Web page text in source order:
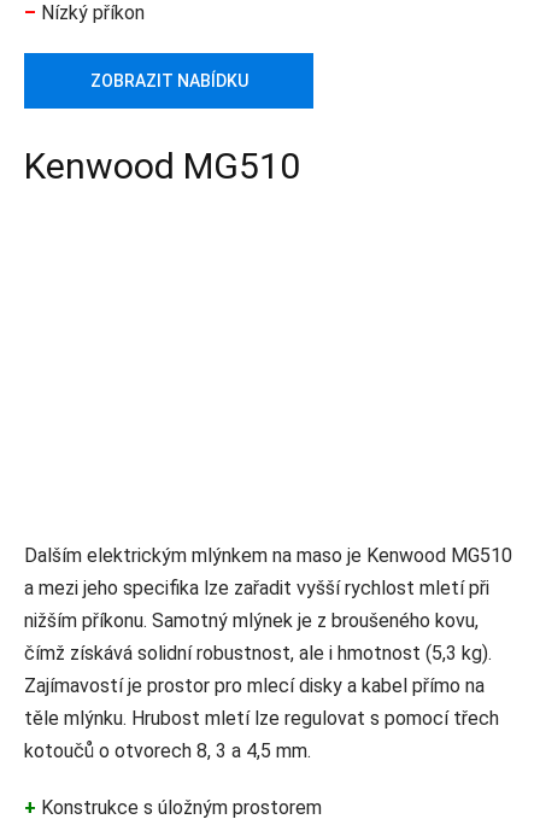
– Nízký příkon
ZOBRAZIT NABÍDKU
Kenwood MG510
Dalším elektrickým mlýnkem na maso je Kenwood MG510
a mezi jeho specifika lze zařadit vyšší rychlost mletí při
nižším příkonu. Samotný mlýnek je z broušeného kovu,
čímž získává solidní robustnost, ale i hmotnost (5,3 kg).
Zajímavostí je prostor pro mlecí disky a kabel přímo na
těle mlýnku. Hrubost mletí lze regulovat s pomocí třech
kotoučů o otvorech 8, 3 a 4,5 mm.
+ Konstrukce s úložným prostorem